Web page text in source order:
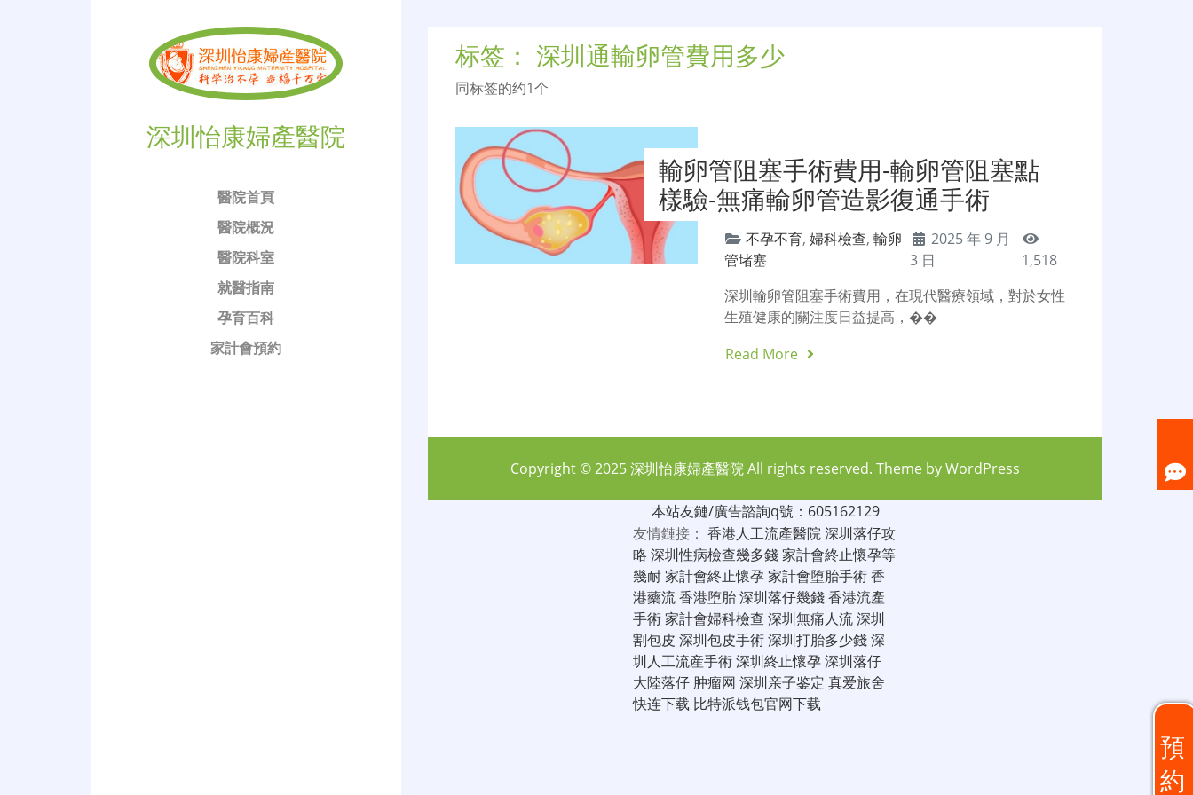
深圳怡康婦產醫院
醫院首頁
醫院概況
醫院科室
就醫指南
孕育百科
家計會預約
标签： 深圳通輸卵管費用多少
同标签的约1个
輸卵管阻塞手術費用-輸卵管阻塞點
樣驗-無痛輸卵管造影復通手術
不孕不育,婦科檢查,輸卵
管堵塞
2025 年 9 月
3 日
1,518
深圳輸卵管阻塞手術費用，在現代醫療領域，對於女性
生殖健康的關注度日益提高，��
Read More
預
約
Copyright © 2025深圳怡康婦產醫院All rights reserved. Theme byWordPress
本站友鏈/廣告諮詢q號：605162129
友情鏈接： 香港人工流產醫院深圳落仔攻
略 深圳性病檢查幾多錢家計會終止懷孕等
幾耐家計會終止懷孕家計會堕胎手術香
港藥流香港堕胎深圳落仔幾錢香港流產
手術家計會婦科檢查 深圳無痛人流深圳
割包皮 深圳包皮手術深圳打胎多少錢深
圳人工流産手術深圳終止懷孕深圳落仔
大陸落仔 肿瘤网 深圳亲子鉴定 真爱旅舍
快连下载 比特派钱包官网下载